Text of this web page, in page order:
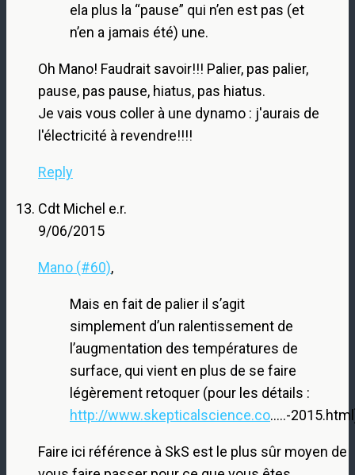
ela plus la “pause” qui n’en est pas (et
n’en a jamais été) une.
Oh Mano! Faudrait savoir!!! Palier, pas palier,
pause, pas pause, hiatus, pas hiatus.
Je vais vous coller à une dynamo : j'aurais de
l'électricité à revendre!!!!
Reply
Cdt Michel e.r.
9/06/2015
Mano (#60),
Mais en fait de palier il s’agit
simplement d’un ralentissement de
l’augmentation des températures de
surface, qui vient en plus de se faire
légèrement retoquer (pour les détails :
http://www.skepticalscience.co…..-
Faire ici référence à SkS est le plus sûr moyen de